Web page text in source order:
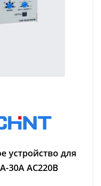
устройство для
30A AC220В